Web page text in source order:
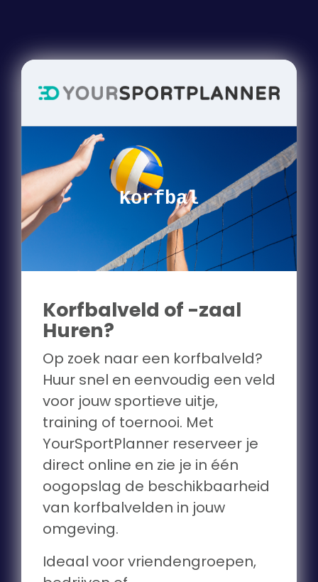
Korfbal
Korfbalveld of -zaal
Huren?
Op zoek naar een korfbalveld?
Huur snel en eenvoudig een veld
voor jouw sportieve uitje,
training of toernooi. Met
YourSportPlanner reserveer je
direct online en zie je in één
oogopslag de beschikbaarheid
van korfbalvelden in jouw
omgeving.
Ideaal voor vriendengroepen,